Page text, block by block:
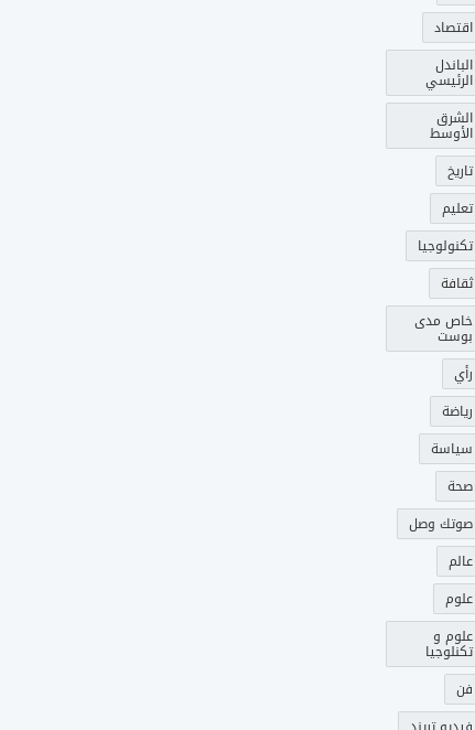
اقتصاد
الباندل
الرئيسي
الشرق
الأوسط
تاريخ
تعليم
تكنولوجيا
ثقافة
خاص مدى
بوست
رأي
رياضة
سياسة
صحة
صوتك وصل
عالم
علوم
علوم و
تكنلوجيا
فن